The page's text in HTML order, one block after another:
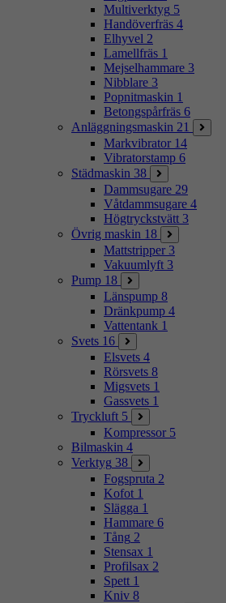
Multiverktyg 5
Handöverfräs 4
Elhyvel 2
Lamellfräs 1
Mejselhammare 3
Nibblare 3
Popnitmaskin 1
Betongspårfräs 6
Anläggningsmaskin 21
Markvibrator 14
Vibratorstamp 6
Städmaskin 38
Dammsugare 29
Våtdammsugare 4
Högtryckstvätt 3
Övrig maskin 18
Mattstripper 3
Vakuumlyft 3
Pump 18
Länspump 8
Dränkpump 4
Vattentank 1
Svets 16
Elsvets 4
Rörsvets 8
Migsvets 1
Gassvets 1
Tryckluft 5
Kompressor 5
Bilmaskin 4
Verktyg 38
Fogspruta 2
Kofot 1
Slägga 1
Hammare 6
Tång 2
Stensax 1
Profilsax 2
Spett 1
Kniv 8